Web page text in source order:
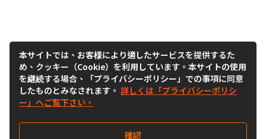
本サイトでは、お客様により適したサービスを提供するた
め、クッキー（Cookie）を利用しています。本サイトの使用
を継続する場合、「プライバシーポリシー」での事項に同意
したものとみなされます。 詳しくは「プライバシーポリシ
ー」へご覧下さい。
確認